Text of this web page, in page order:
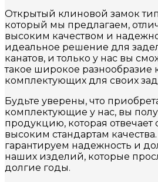
Открытый клиновой замок
который мы предлагаем,
высоким качеством и
идеальное решение для
канатов, и только у нас вы
такое широкое разнообразие
комплектующих для своих
Будьте уверены, что
комплектующие у нас, вы
продукцию, которая отвечает
высоким стандартам
гарантируем надежность и
наших изделий, которые
долгие годы.